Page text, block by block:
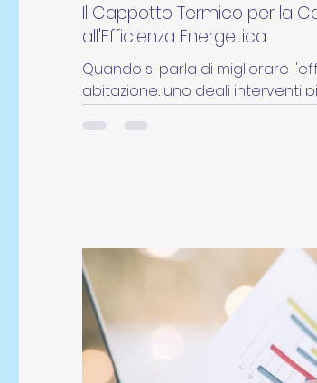
Il Cappotto Termico per la
all'Efficienza Energetica
Quando si parla di migliorare
abitazione, uno degli interventi